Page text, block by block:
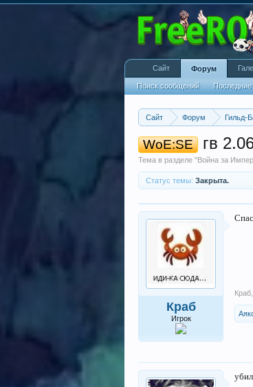
Сайт Форум Гильд-
WoE:SE гв
Тема в разделе "Война за
Статус темы: Закрыта.
Краб
Игрок
Краб
Сайт Форум
Поиск сообщений